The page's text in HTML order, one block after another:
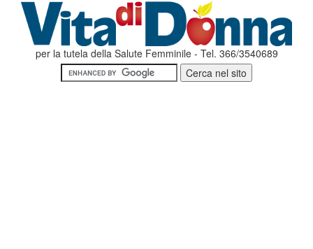
per la tutela della Salute Femminile - Tel. 366/3540689